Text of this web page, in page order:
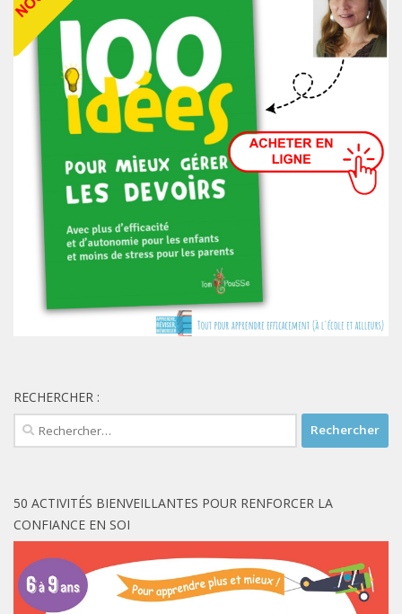
RECHERCHER :
Rechercher :
50 ACTIVITÉS BIENVEILLANTES POUR RENFORCER LA
CONFIANCE EN SOI